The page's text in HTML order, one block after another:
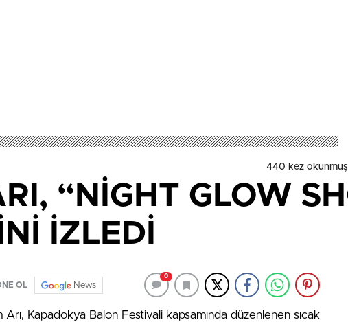
440 kez
“NİGHT GLOW
İZLEDİ
OL News
0
Kapadokya Balon Festivali kapsamında düzenlenen sıcak